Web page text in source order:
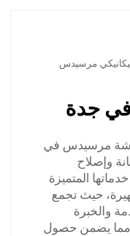
مرسيدس
جدة
مرسيدس في
وإصلاح
المتميزة
حيث تجمع
والخبرة
مما يضمن حصول